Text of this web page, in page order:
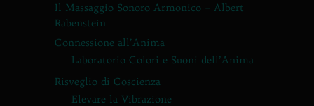
Il Massaggio Sonoro Armonico – Albert
Rabenstein
Connessione all’Anima
Laboratorio Colori e Suoni dell’Anima
Risveglio di Coscienza
Elevare la Vibrazione